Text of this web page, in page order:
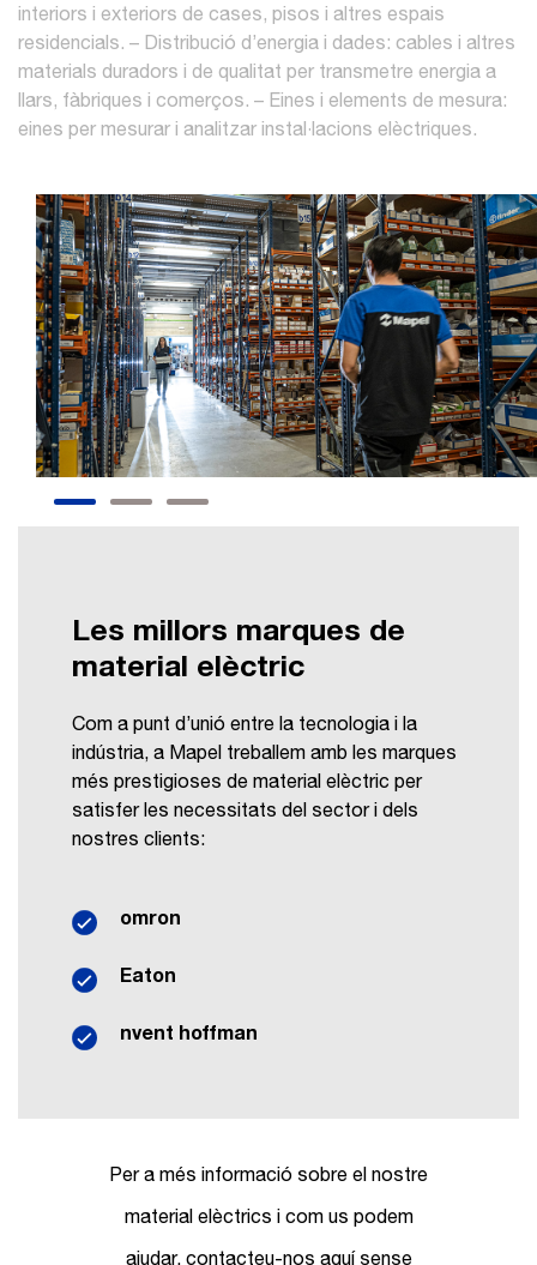
interiors i exteriors de cases, pisos i altres espais
residencials. – Distribució d’energia i dades: cables i altres
materials duradors i de qualitat per transmetre energia a
llars, fàbriques i comerços. – Eines i elements de mesura:
eines per mesurar i analitzar instal·lacions elèctriques.
Les millors marques de
material elèctric
Com a punt d’unió entre la tecnologia i la
indústria, a Mapel treballem amb les marques
més prestigioses de material elèctric per
satisfer les necessitats del sector i dels
nostres clients:
omron
Eaton
nvent hoffman
Per a més informació sobre el nostre
material elèctrics i com us podem
ajudar, contacteu-nos aquí sense